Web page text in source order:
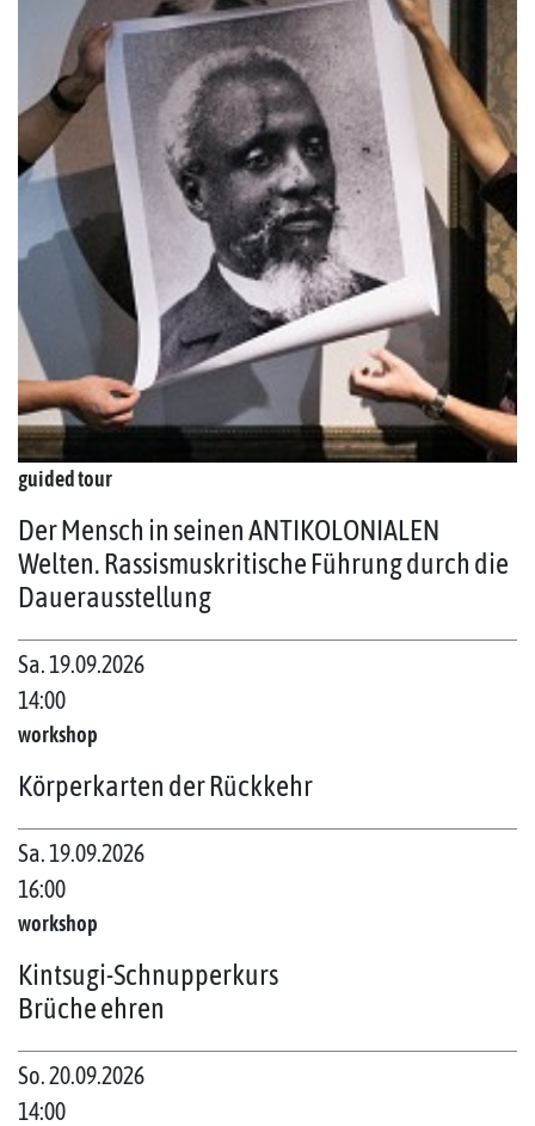
guided tour
Der Mensch in seinen ANTIKOLONIALEN
Welten. Rassismuskritische Führung durch die
Dauerausstellung
Sa. 19.09.2026
14:00
workshop
Körperkarten der Rückkehr
Sa. 19.09.2026
16:00
workshop
Kintsugi-Schnupperkurs
Brüche ehren
So. 20.09.2026
14:00